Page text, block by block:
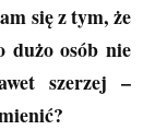
się z tym, że
dużo osób nie
szerzej –